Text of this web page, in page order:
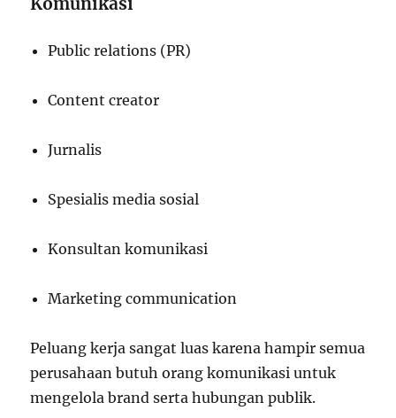
Public relations (PR)
Content creator
Jurnalis
Spesialis media sosial
Konsultan komunikasi
Marketing communication
Peluang kerja sangat luas karena hampir semua
perusahaan butuh orang komunikasi untuk
mengelola brand serta hubungan publik.